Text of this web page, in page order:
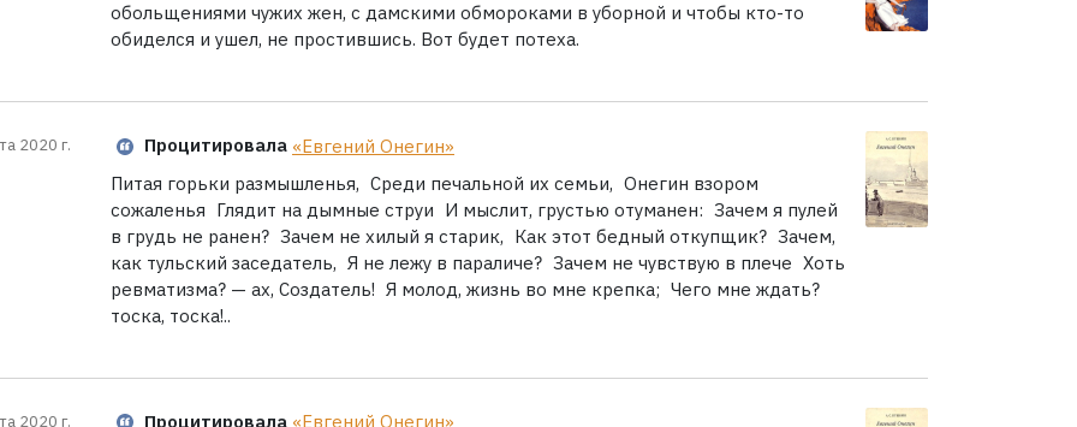
обольщениями чужих жен, с дамскими обмороками в уборной и чтобы кто-то
обиделся и ушел, не простившись. Вот будет потеха.
2020 г. Процитировала «Евгений Онегин»
Питая горьки размышленья, Среди печальной их семьи, Онегин взором
сожаленья Глядит на дымные струи И мыслит, грустью отуманен: Зачем я пулей
в грудь не ранен? Зачем не хилый я старик, Как этот бедный откупщик? Зачем,
как тульский заседатель, Я не лежу в параличе? Зачем не чувствую в плече Хоть
ревматизма? — ах, Создатель! Я молод, жизнь во мне крепка; Чего мне ждать?
тоска, тоска!..
2020 г. Процитировала «Евгений Онегин»